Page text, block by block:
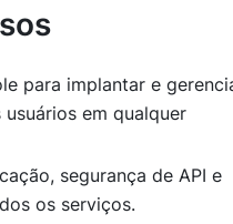
para implantar e
em qualquer
segurança de API e
os serviços.